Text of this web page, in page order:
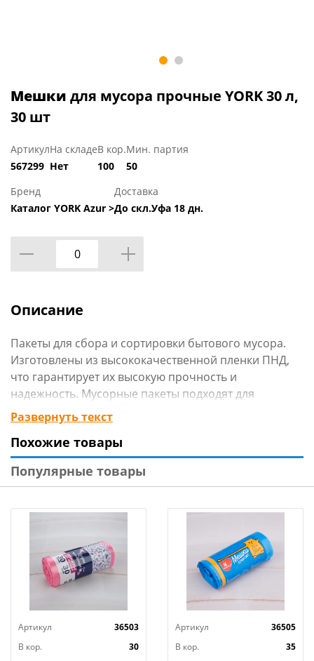
Мешки для мусора прочные YORK 30 л,
30 шт
Артикул
567299
На складе
Нет
В кор.
100
Мин. партия
50
Бренд
Каталог YORK Azur >
Доставка
До скл.Уфа 18 дн.
Описание
Пакеты для сбора и сортировки бытового мусора.
Изготовлены из высококачественной пленки ПНД,
что гарантирует их высокую прочность и
надежность. Мусорные пакеты подходят для
небольших контейнеров любой формы и объемом
до 10 литров. Легко извлекаются из ведра, не рвутся
и не протекают. Благодаря небольшому размеру
удобны для ежедневного использования. Идеально
подходят для сортировки вторсырья. Для дома или
транспортировки. Технические характеристики:
Объем: 30л. Кол-во в рулоне: 30 шт. Толщина: 6 мкм.
Состав: ПНД. Стандарт (без завязок). Цвет: черный.
Развернуть текст
Похожие товары
Популярные товары
Артикул
36503
В кор.
30
Артикул
36505
В кор.
35